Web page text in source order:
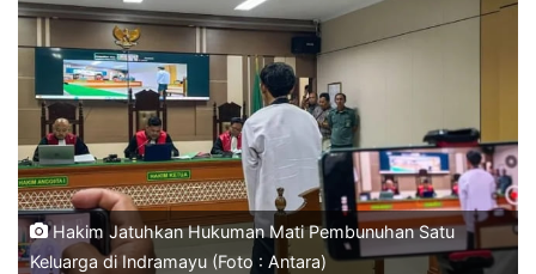
Hakim Jatuhkan Hukuman Mati Pembunuhan Satu
Keluarga di Indramayu (Foto : Antara)